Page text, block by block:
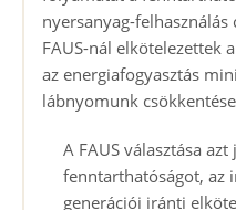
nyersanyag-
FAUS-nál elkötelezettek
az energiafogyasztás
lábnyomunk
A FAUS választása
fenntarthatóságot, az
generációi iránti